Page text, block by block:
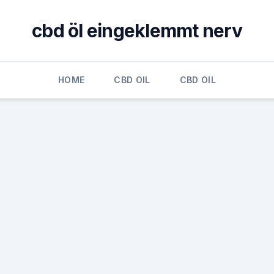
cbd öl eingeklemmt nerv
HOME CBD OIL CBD OIL